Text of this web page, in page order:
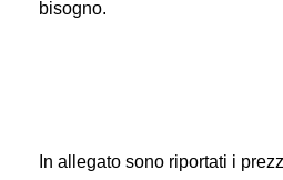
bisogno.
In allegato sono riportati i